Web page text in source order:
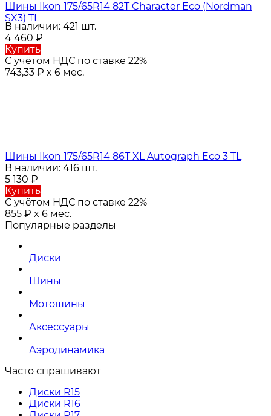
Шины Ikon 175/65R14 82T Character Eco (Nordman
SX3) TL
В наличии: 421 шт.
4 460 ₽
Купить
С учётом НДС по ставке 22%
743,33 ₽ x 6 мес.
Шины Ikon 175/65R14 86T XL Autograph Eco 3 TL
В наличии: 416 шт.
5 130 ₽
Купить
С учётом НДС по ставке 22%
855 ₽ x 6 мес.
Популярные разделы
Диски
Шины
Мотошины
Аксессуары
Аэродинамика
Часто спрашивают
Диски R15
Диски R16